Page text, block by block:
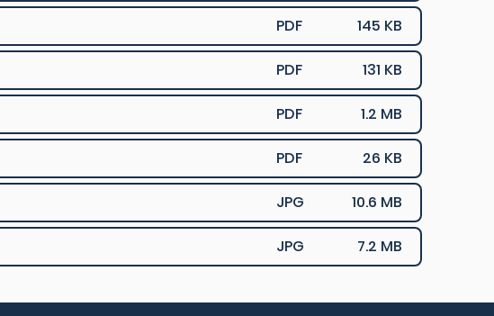
PDF 145 KB
PDF 131 KB
PDF 1.2 MB
PDF 26 KB
JPG 10.6 MB
JPG 7.2 MB